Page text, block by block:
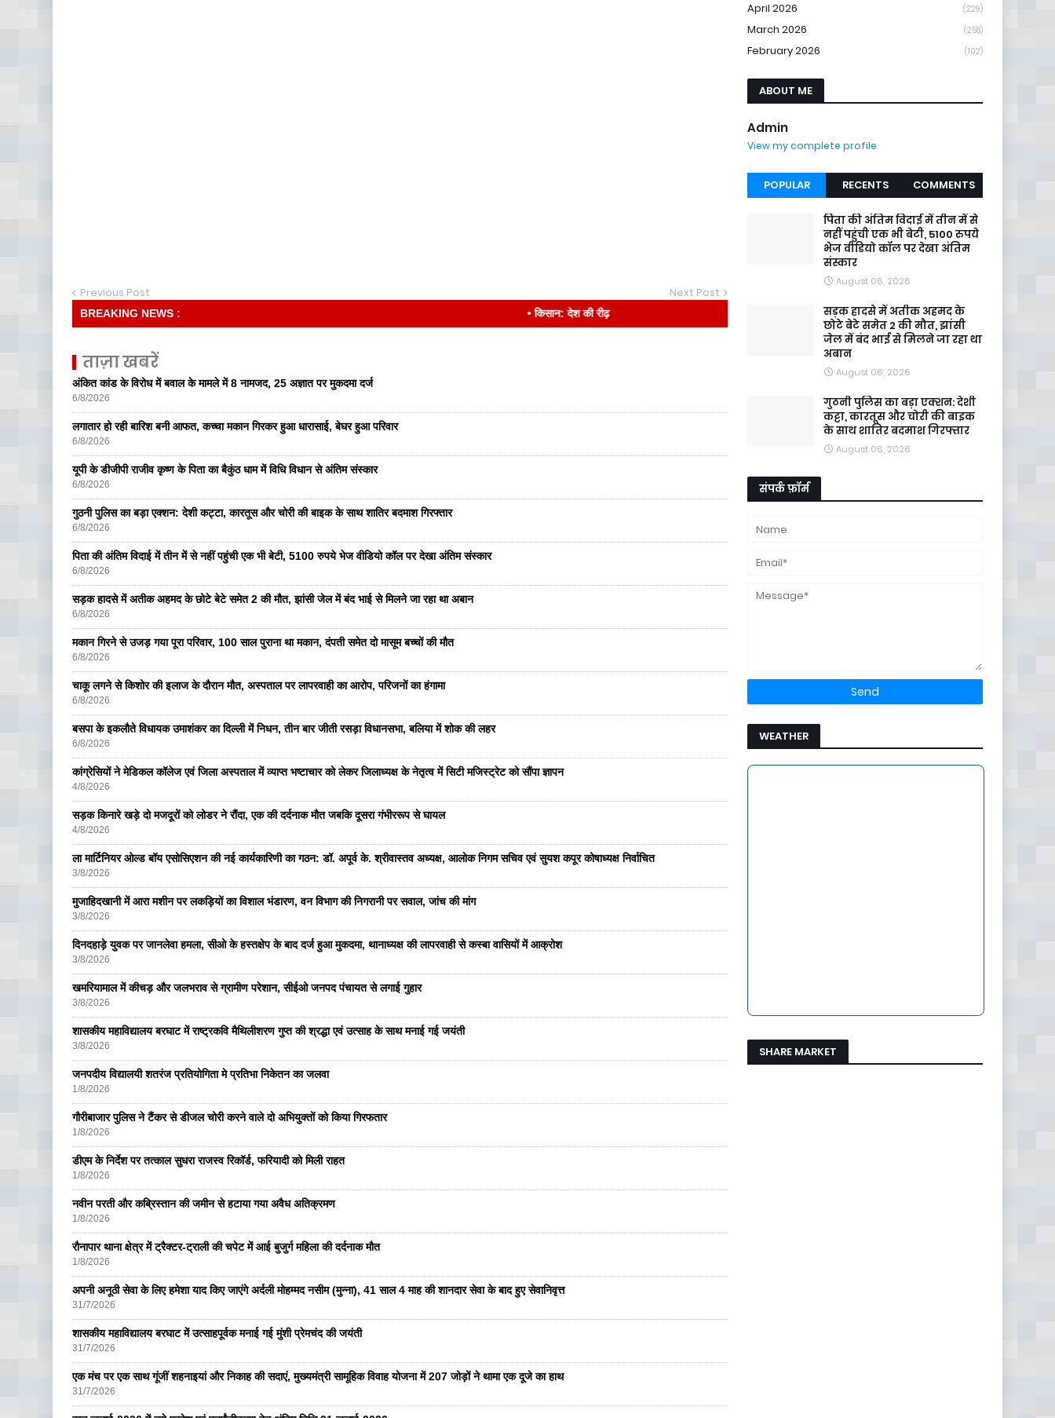
Previous Post Next Post
BREAKING NEWS : • किसान: देश की रीढ़
ताज़ा खबरें
अंकित कांड के विरोध में बवाल के मामले में 8 नामजद, 25 अज्ञात पर मुकदमा दर्ज
6/8/2026
लगातार हो रही बारिश बनी आफत, कच्चा मकान गिरकर हुआ धारासाई, बेघर हुआ परिवार
6/8/2026
यूपी के डीजीपी राजीव कृष्ण के पिता का बैकुंठ धाम में विधि विधान से अंतिम संस्कार
6/8/2026
गुठनी पुलिस का बड़ा एक्शन: देशी कट्टा, कारतूस और चोरी की बाइक के साथ शातिर बदमाश गिरफ्तार
6/8/2026
पिता की अंतिम विदाई में तीन में से नहीं पहुंची एक भी बेटी, 5100 रुपये भेज वीडियो कॉल पर देखा अंतिम संस्कार
6/8/2026
सड़क हादसे में अतीक अहमद के छोटे बेटे समेत 2 की मौत, झांसी जेल में बंद भाई से मिलने जा रहा था अबान
6/8/2026
मकान गिरने से उजड़ गया पूरा परिवार, 100 साल पुराना था मकान, दंपती समेत दो मासूम बच्चों की मौत
6/8/2026
चाकू लगने से किशोर की इलाज के दौरान मौत, अस्पताल पर लापरवाही का आरोप, परिजनों का हंगामा
6/8/2026
बसपा के इकलाैते विधायक उमाशंकर का दिल्ली में निधन, तीन बार जीती रसड़ा विधानसभा, बलिया में शोक की लहर
6/8/2026
कांग्रेसियों ने मेडिकल कॉलेज एवं जिला अस्पताल में व्याप्त भष्टाचार को लेकर जिलाध्यक्ष के नेतृत्व में सिटी मजिस्ट्रेट को सौंपा ज्ञापन
4/8/2026
सड़क किनारे खड़े दो मजदूरों को लोडर ने रौंदा, एक की दर्दनाक मौत जबकि दूसरा गंभीररूप से घायल
4/8/2026
ला मार्टिनियर ओल्ड बॉय एसोसिएशन की नई कार्यकारिणी का गठन: डॉ. अपूर्व के. श्रीवास्तव अध्यक्ष, आलोक निगम सचिव एवं सुयश कपूर कोषाध्यक्ष निर्वाचित
3/8/2026
मुजाहिदखानी में आरा मशीन पर लकड़ियों का विशाल भंडारण, वन विभाग की निगरानी पर सवाल, जांच की मांग
3/8/2026
दिनदहाड़े युवक पर जानलेवा हमला, सीओ के हस्तक्षेप के बाद दर्ज हुआ मुकदमा, थानाध्यक्ष की लापरवाही से कस्बा वासियों में आक्रोश
3/8/2026
खमरियामाल में कीचड़ और जलभराव से ग्रामीण परेशान, सीईओ जनपद पंचायत से लगाई गुहार
3/8/2026
शासकीय महाविद्यालय बरघाट में राष्ट्रकवि मैथिलीशरण गुप्त की श्रद्धा एवं उत्साह के साथ मनाई गई जयंती
3/8/2026
जनपदीय विद्यालयी शतरंज प्रतियोगिता मे प्रतिभा निकेतन का जलवा
1/8/2026
गौरीबाजार पुलिस ने टैंकर से डीजल चोरी करने वाले दो अभियुक्तों को किया गिरफतार
1/8/2026
डीएम के निर्देश पर तत्काल सुधरा राजस्व रिकॉर्ड, फरियादी को मिली राहत
1/8/2026
नवीन परती और कब्रिस्तान की जमीन से हटाया गया अवैध अतिक्रमण
1/8/2026
रौनापार थाना क्षेत्र में ट्रैक्टर-ट्राली की चपेट में आई बुजुर्ग महिला की दर्दनाक मौत
1/8/2026
अपनी अनूठी सेवा के लिए हमेशा याद किए जाएंगे अर्दली मोहम्मद नसीम (मुन्ना), 41 साल 4 माह की शानदार सेवा के बाद हुए सेवानिवृत्त
31/7/2026
शासकीय महाविद्यालय बरघाट में उत्साहपूर्वक मनाई गई मुंशी प्रेमचंद की जयंती
31/7/2026
एक मंच पर एक साथ गूंजीं शहनाइयां और निकाह की सदाएं, मुख्यमंत्री सामूहिक विवाह योजना में 207 जोड़ों ने थामा एक दूजे का हाथ
31/7/2026
April 2026 (229)
March 2026 (258)
February 2026 (102)
ABOUT ME
Admin
View my complete profile
POPULAR RECENTS COMMENTS
पिता की अंतिम विदाई में तीन में से
नहीं पहुंची एक भी बेटी, 5100 रुपये
भेज वीडियो कॉल पर देखा अंतिम
संस्कार
August 06, 2026
सड़क हादसे में अतीक अहमद के
छोटे बेटे समेत 2 की मौत, झांसी
जेल में बंद भाई से मिलने जा रहा था
अबान
August 06, 2026
गुठनी पुलिस का बड़ा एक्शन: देशी
कट्टा, कारतूस और चोरी की बाइक
के साथ शातिर बदमाश गिरफ्तार
August 06, 2026
संपर्क फ़ॉर्म
WEATHER
SHARE MARKET